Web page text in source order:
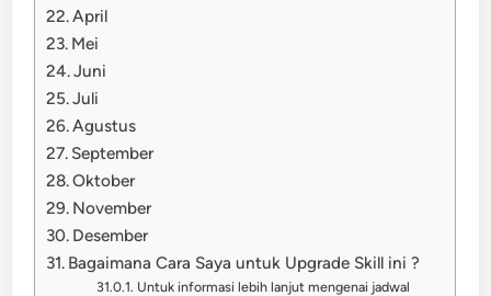
April
Mei
Juni
Juli
Agustus
September
Oktober
November
Desember
Bagaimana Cara Saya untuk Upgrade Skill ini ?
Untuk informasi lebih lanjut mengenai jadwal